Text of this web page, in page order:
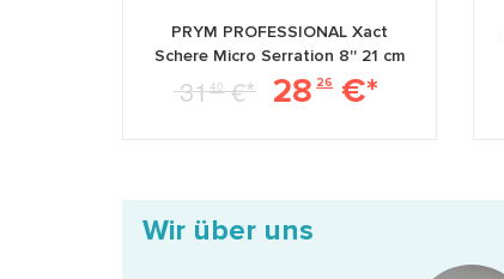
PRYM PROFESSIONAL Xact
Schere Micro Serration 8'' 21 cm
3140€* 28 26€*
Wir über uns